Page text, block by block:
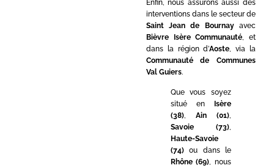
Enfin, nous assurons aussi des
interventions dans le secteur de
Saint Jean de Bournayavec
Bièvre Isère Communauté , et
dans la région d’Aoste , via la
Communauté de Communes
Val Guiers.
Que vous soyez
situé en
Isère
(38), Ain (01),
Savoie (73),
Haute-Savoie
(74)ou dans le
Rhône (69), nous